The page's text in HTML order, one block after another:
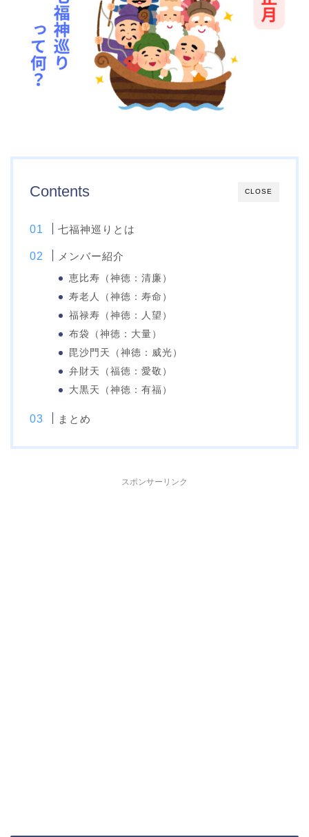
CLOSE
Contents
七福神巡りとは
メンバー紹介
恵比寿（神徳：清廉）
寿老人（神徳：寿命）
福禄寿（神徳：人望）
布袋（神徳：大量）
毘沙門天（神徳：威光）
弁財天（福徳：愛敬）
大黒天（神徳：有福）
まとめ
スポンサーリンク